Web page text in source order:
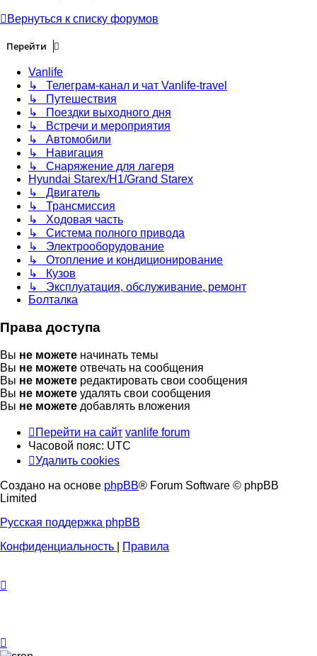
Вернуться к списку форумов
Перейти
Vanlife
↳ Телеграм-канал и чат Vanlife-travel
↳ Путешествия
↳ Поездки выходного дня
↳ Встречи и мероприятия
↳ Автомобили
↳ Навигация
↳ Снаряжение для лагеря
Hyundai Starex/H1/Grand Starex
↳ Двигатель
↳ Трансмиссия
↳ Ходовая часть
↳ Система полного привода
↳ Электрооборудование
↳ Отопление и кондиционирование
↳ Кузов
↳ Эксплуатация, обслуживание, ремонт
Болталка
Права доступа
Вы не можете начинать темы
Вы не можете отвечать на сообщения
Вы не можете редактировать свои сообщения
Вы не можете удалять свои сообщения
Вы не можете добавлять вложения
Перейти на сайт vanlife forum
Часовой пояс: UTC
Удалить cookies
Создано на основе phpBB® Forum Software © phpBB
Limited
Русская поддержка phpBB
Конфиденциальность
Правила